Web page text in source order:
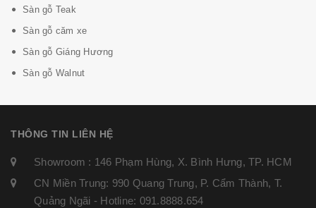
Sàn gỗ Teak
Sàn gỗ căm xe
Sàn gỗ Giáng Hương
Sàn gỗ Walnut
THÔNG TIN LIÊN HỆ
Showroom : 146 Phạm Hùng, X. Bình Hưng, TP. HCM
CN Miền Trung: 990 Quang Trung, P. Cẩm Thành, T.
Quảng Ngãi - Hotline: 091.8888.654